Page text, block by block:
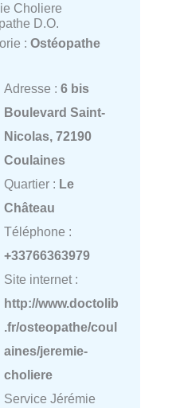
Choliere
D.O.
: Ostéopathe
Adresse : 6 bis
Boulevard Saint-
Nicolas, 72190
Coulaines
Quartier : Le
Château
Téléphone :
+33766363979
Site internet :
http://www.doctolib
.fr/osteopathe/coul
aines/jeremie-
choliere
Service Jérémie